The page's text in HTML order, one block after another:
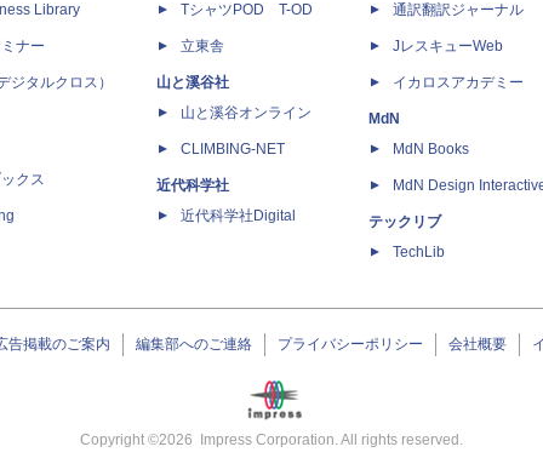
Library
ナー
ジタルクロス）
クス
TシャツPOD T-OD
立東舎
山と溪谷社
山と溪谷オンライン
CLIMBING-NET
近代科学社
近代科学社Digital
通訳翻訳ジャーナル
JレスキューWeb
イカロスアカデミー
MdN
MdN Books
MdN Design
テックリブ
TechLib
告掲載のご案内 編集部へのご連絡 プライバシーポリシー 会社概要
Copyright ©2026 Impress Corporation. All rights reserved.